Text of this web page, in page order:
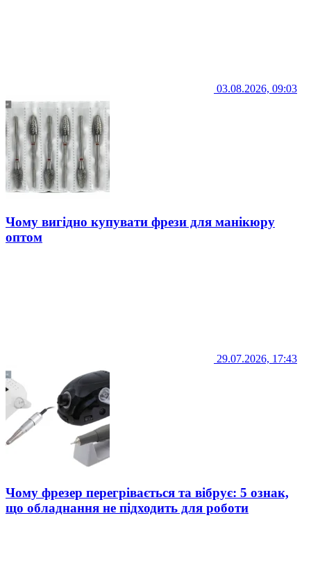
03.08.2026, 09:03
Чому вигідно купувати фрези для манікюру
оптом
29.07.2026, 17:43
Чому фрезер перегрівається та вібрує: 5 ознак,
що обладнання не підходить для роботи